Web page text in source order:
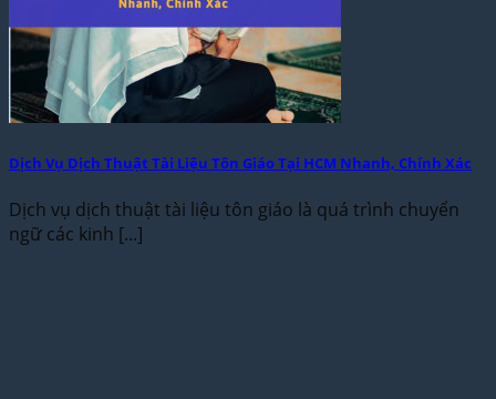
Dịch Vụ Dịch Thuật Tài Liệu Tôn Giáo Tại HCM Nhanh, Chính Xác
Dịch vụ dịch thuật tài liệu tôn giáo là quá trình chuyển
ngữ các kinh [...]